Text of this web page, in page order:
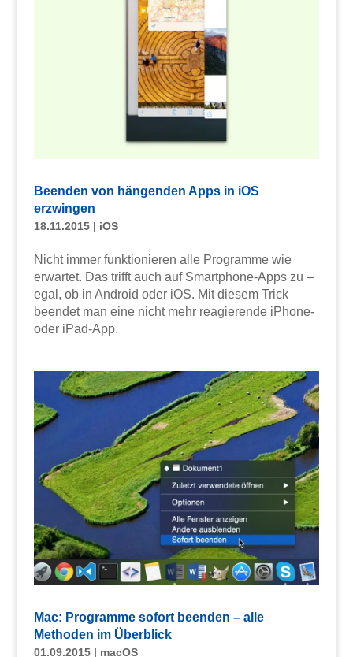
Beenden von hängenden Apps in iOS
erzwingen
18.11.2015| iOS
Nicht immer funktionieren alle Programme wie
erwartet. Das trifft auch auf Smartphone-Apps zu –
egal, ob in Android oder iOS. Mit diesem Trick
beendet man eine nicht mehr reagierende iPhone-
oder iPad-App.
Mac: Programme sofort beenden – alle
Methoden im Überblick
01.09.2015| macOS